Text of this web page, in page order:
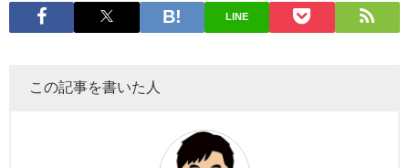
LINE
この記事を書いた人